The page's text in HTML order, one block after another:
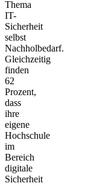
Thema
IT-
Sicherheit
selbst
Nachholbedarf.
Gleichzeitig
finden
62
Prozent,
dass
ihre
eigene
Hochschule
im
Bereich
digitale
Sicherheit